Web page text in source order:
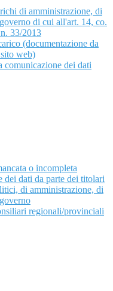
di amministrazione, di
di cui all'art. 14, co.
33/2013
(documentazione da
web)
comunicazione dei dati
o incompleta
dei dati da parte dei titolari
di amministrazione, di
regionali/provinciali